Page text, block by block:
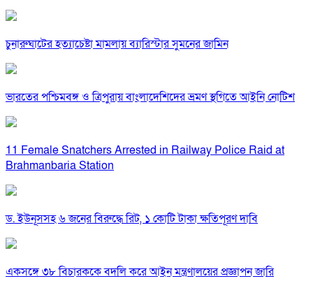
চুনারুঘাটের হত্যাচেষ্টা মামলায় ব্যারিস্টার সুমনের জামিন
ভারতের পশ্চিমবঙ্গ ও ত্রিপুরায় বাংলাদেশিদের ভ্রমণ স্থগিতে আইনি নোটিশ
11 Female Snatchers Arrested in Railway Police Raid at
Brahmanbaria Station
ড. ইউনূসসহ ৬ জনের বিরুদ্ধে রিট, ১ কোটি টাকা ক্ষতিপূরণ দাবি
একসঙ্গে ৩৮ বিচারককে বদলি করে আইন মন্ত্রণালয়ের প্রজ্ঞাপন জারি